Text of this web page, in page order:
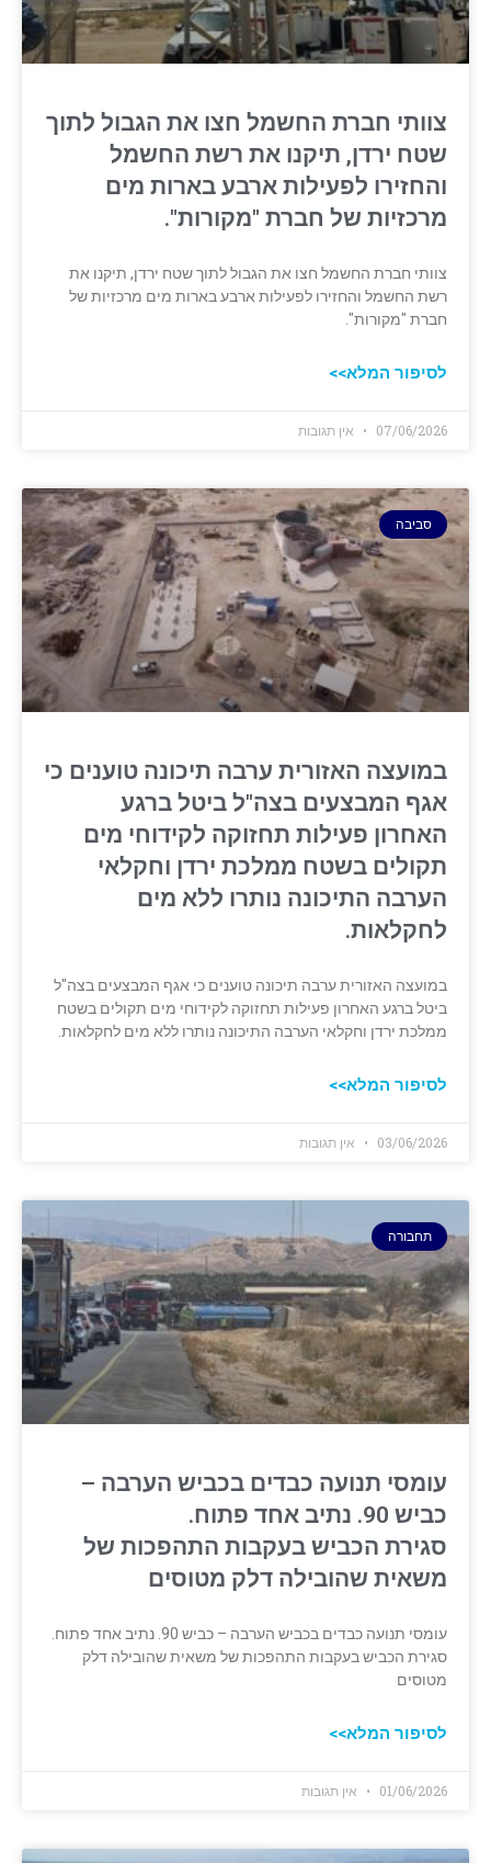
צוותי חברת החשמל חצו את הגבול לתוך
שטח ירדן, תיקנו את רשת החשמל
והחזירו לפעילות ארבע בארות מים
מרכזיות של חברת "מקורות".
צוותי חברת החשמל חצו את הגבול לתוך שטח ירדן, תיקנו את
רשת החשמל והחזירו לפעילות ארבע בארות מים מרכזיות של
חברת "מקורות".
לסיפור המלא>>
07/06/2026 אין תגובות
סביבה
במועצה האזורית ערבה תיכונה טוענים כי
אגף המבצעים בצה"ל ביטל ברגע
האחרון פעילות תחזוקה לקידוחי מים
תקולים בשטח ממלכת ירדן וחקלאי
הערבה התיכונה נותרו ללא מים
לחקלאות.
במועצה האזורית ערבה תיכונה טוענים כי אגף המבצעים בצה"ל
ביטל ברגע האחרון פעילות תחזוקה לקידוחי מים תקולים בשטח
ממלכת ירדן וחקלאי הערבה התיכונה נותרו ללא מים לחקלאות.
לסיפור המלא>>
03/06/2026 אין תגובות
תחבורה
עומסי תנועה כבדים בכביש הערבה –
כביש 90. נתיב אחד פתוח.
סגירת הכביש בעקבות התהפכות של
משאית שהובילה דלק מטוסים
עומסי תנועה כבדים בכביש הערבה – כביש 90. נתיב אחד פתוח.
סגירת הכביש בעקבות התהפכות של משאית שהובילה דלק
מטוסים
לסיפור המלא>>
01/06/2026 אין תגובות